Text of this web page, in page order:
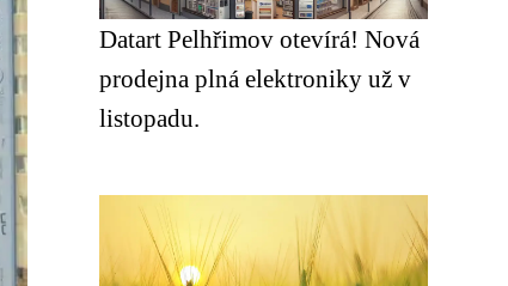
Datart Pelhřimov otevírá! Nová
prodejna plná elektroniky už v
listopadu.